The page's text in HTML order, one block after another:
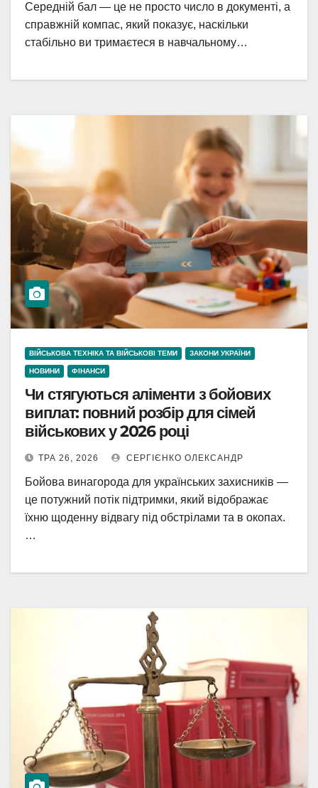
Середній бал — це не просто число в документі, а
справжній компас, який показує, наскільки
стабільно ви тримаєтеся в навчальному…
ВІЙСЬКОВА ТЕХНІКА ТА ВІЙСЬКОВІ ТЕМИ ЗАКОНИ УКРАЇНИ
НОВИНИ ФІНАНСИ
Чи стягуються аліменти з бойових
виплат: повний розбір для сімей
військових у 2026 році
ТРА 26, 2026 СЕРГІЄНКО ОЛЕКСАНДР
Бойова винагорода для українських захисників —
це потужний потік підтримки, який відображає
їхню щоденну відвагу під обстрілами та в окопах.
…